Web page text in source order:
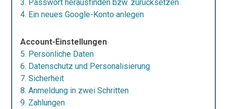
3. Passwort herausfinden bzw. zurücksetzen
4. Ein neues Google-Konto anlegen
Account-Einstellungen
5. Persönliche Daten
6. Datenschutz und Personalisierung
7. Sicherheit
8. Anmeldung in zwei Schritten
9. Zahlungen